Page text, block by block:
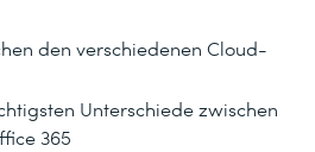
den verschiedenen Cloud-
Unterschiede zwischen
365